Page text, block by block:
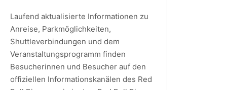
Laufend aktualisierte Informationen zu
Anreise, Parkmöglichkeiten,
Shuttleverbindungen und dem
Veranstaltungsprogramm finden
Besucherinnen und Besucher auf den
offiziellen Informationskanälen des Red